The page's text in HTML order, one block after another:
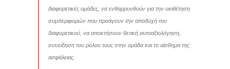
διαφορετικές ομάδες, να ενθαρρυνθούν για την υιοθέτηση
συμπεριφορών που προάγουν την αποδοχή του
διαφορετικού, να αποκτήσουν θετική αυτοαξιολόγηση,
συνείδηση του ρόλου τους στην ομάδα και το αίσθημα της
ασφάλειας.